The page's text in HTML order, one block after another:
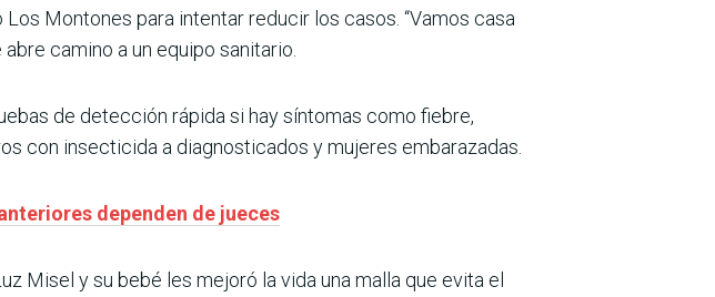
Montones para intentar reducir los casos. “Vamos casa
camino a un equipo sanitario.
de detección rápida si hay síntomas como fiebre,
con insecticida a diagnosticados y mujeres embarazadas.
dependen de jueces
Misel y su bebé les mejoró la vida una malla que evita el